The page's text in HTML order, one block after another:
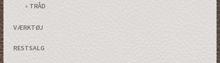
TRÅD
VÆRKTØJ
RESTSALG